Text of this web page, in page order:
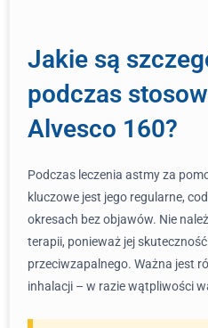
Jakie są
podczas
Alvesco 160?
Podczas leczenia astmy za
kluczowe jest jego regularne,
okresach bez objawów. Nie
terapii, ponieważ jej
przeciwzapalnego. Ważna jest
inhalacji – w razie wątpliwości